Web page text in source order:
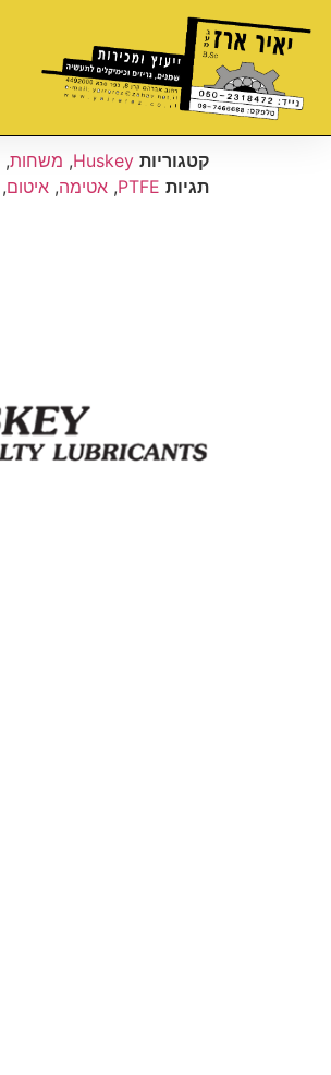
קטגוריות Huskey
, משחות,
תגיות PTFE
, אטימה, איטום,